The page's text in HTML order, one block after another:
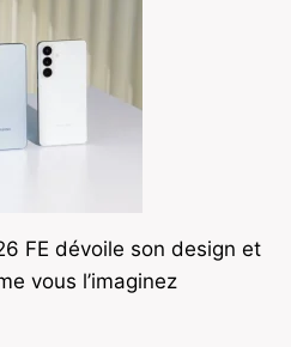
FE dévoile son design et
vous l’imaginez